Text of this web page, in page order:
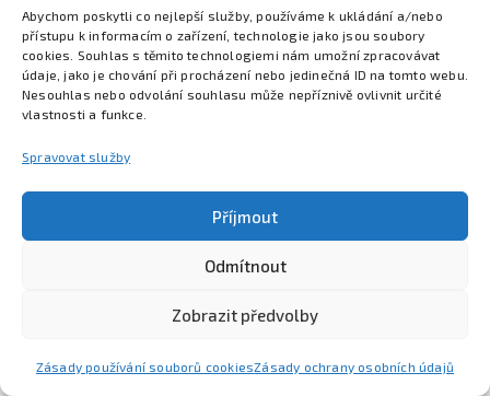
Abychom poskytli co nejlepší služby, používáme k ukládání a/nebo
přístupu k informacím o zařízení, technologie jako jsou soubory
cookies. Souhlas s těmito technologiemi nám umožní zpracovávat
údaje, jako je chování při procházení nebo jedinečná ID na tomto webu.
Nesouhlas nebo odvolání souhlasu může nepříznivě ovlivnit určité
vlastnosti a funkce.
Spravovat služby
Příjmout
Odmítnout
Zobrazit předvolby
Zásady používání souborů cookiesZásady ochrany osobních údajů
Volná místa Pro studenty